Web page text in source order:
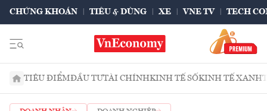
CHỨNG KHOÁN TIÊU & DÙNG XE VNE TV TECH
TIÊU ĐIỂMĐẦU TƯTÀI CHÍNHKINH TẾ SỐKINH TẾ XANH